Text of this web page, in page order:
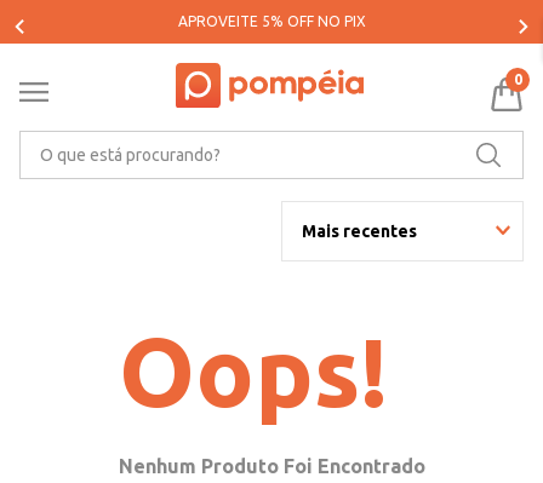
APROVEITE 5% OFF NO PIX
0
Mais recentes
Oops!